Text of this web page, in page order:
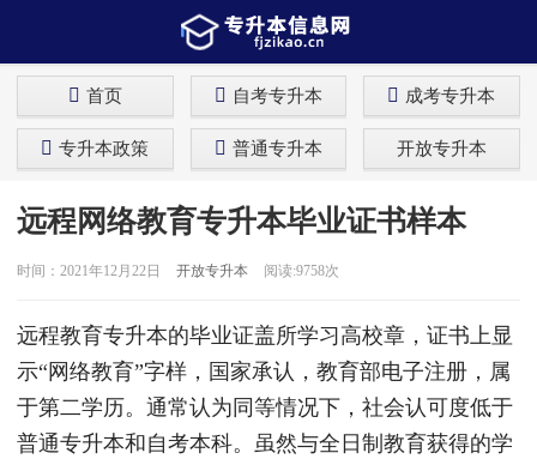
首页 自考专升本 成考专升本
专升本政策 普通专升本 开放专升本
远程网络教育专升本毕业证书样本
时间：2021年12月22日 开放专升本 阅读:9758次
远程教育专升本的毕业证盖所学习高校章，证书上显
示“网络教育”字样，国家承认，教育部电子注册，属
于第二学历。通常认为同等情况下，社会认可度低于
普通专升本和自考本科。虽然与全日制教育获得的学